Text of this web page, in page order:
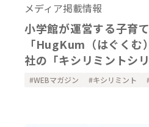
メディア掲載情報
小学館が運営する子育
「HugKum（はぐくむ
社の「キシリミントシ
紹介いただきました
WEBマガジン キシリミント